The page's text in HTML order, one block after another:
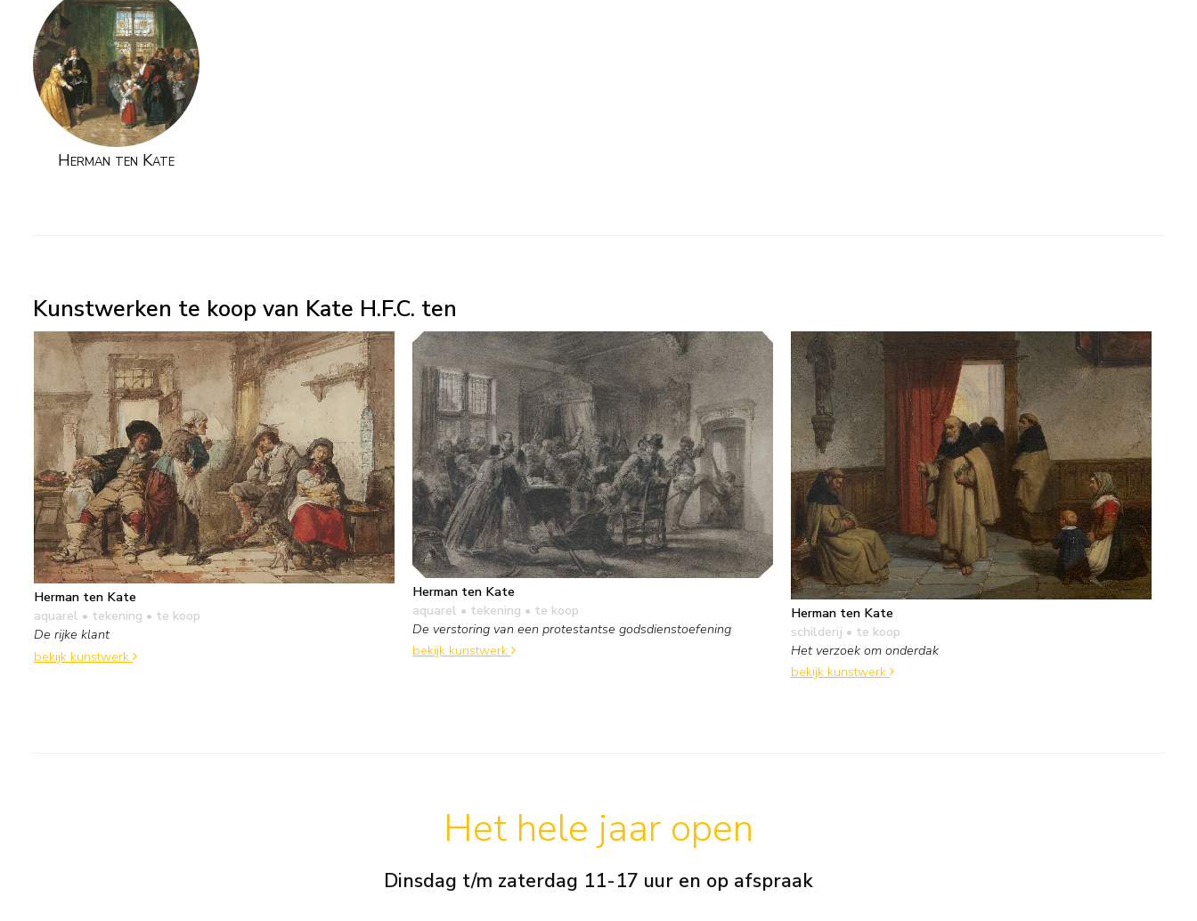
Herman ten Kate
Kunstwerken te koop van Kate H.F.C. ten
Herman ten Kate
aquarel • tekening • te koop
De rijke klant
bekijk kunstwerk
Herman ten Kate
aquarel • tekening • te koop
De verstoring van een protestantse godsdienstoefening
bekijk kunstwerk
Herman ten Kate
schilderij • te koop
Het verzoek om onderdak
bekijk kunstwerk
Het hele jaar open
Dinsdag t/m zaterdag 11-17 uur en op afspraak